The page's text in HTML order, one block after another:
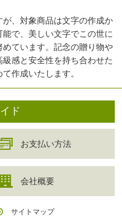
、対象商品は文字の作成か
で、美しい文字でこの世に
めています。記念の贈り物や
感と安全性を持ち合わせた
作成いたします。
ド
お支払い方法
会社概要
サイトマップ